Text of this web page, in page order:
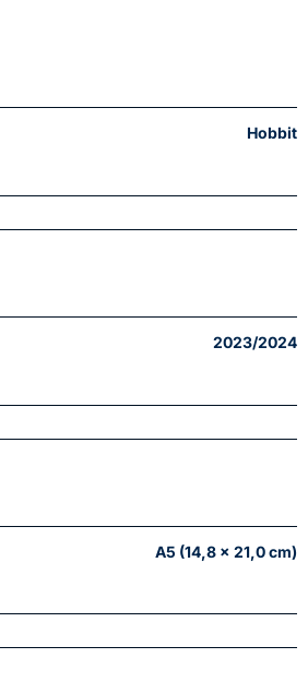
Hobbit
2023/2024
A5 (14,8 x 21,0 cm)